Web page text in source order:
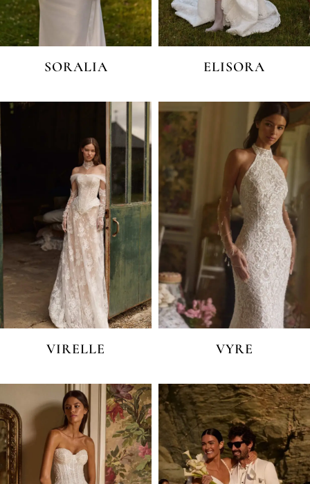
SORALIA ELISORA
VIRELLE VYRE